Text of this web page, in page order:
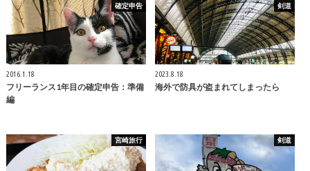
確定申告
2016.1.18
フリーランス1年目の確定申告：準備
編
剣道
2023.8.18
海外で防具が盗まれてしまったら
宮崎旅行 剣道